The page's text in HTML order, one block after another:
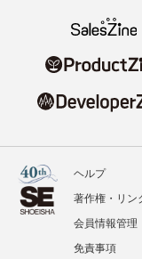
ヘルプ
著作権・リン
会員情報管理
免責事項